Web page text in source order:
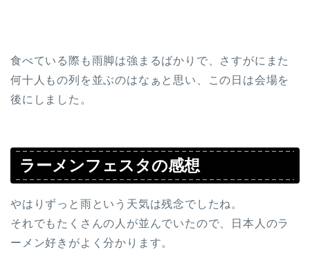
食べている際も雨脚は強まるばかりで、さすがにまた
何十人もの列を並ぶのはなぁと思い、この日は会場を
後にしました。
ラーメンフェスタの感想
やはりずっと雨という天気は残念でしたね。
それでもたくさんの人が並んでいたので、日本人のラ
ーメン好きがよく分かります。